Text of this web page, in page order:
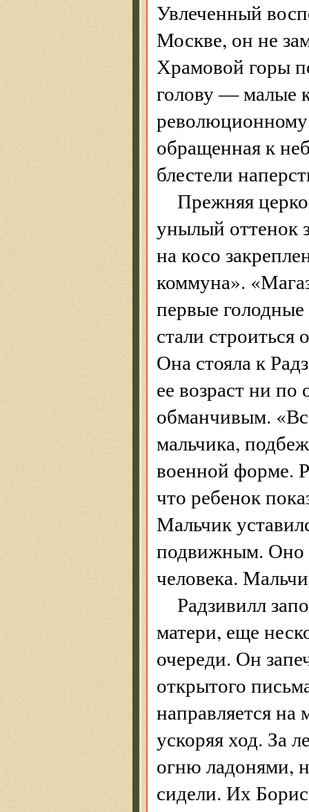
Увлеченный
Москве, он не
Храмовой горы
голову — малые
революционному
обращенная к
блестели
Прежняя
унылый оттенок
на косо
коммуна».
первые
стали
Она стояла к
ее возраст ни
обманчивым.
мальчика,
военной форме.
что ребенок
Мальчик
подвижным. Оно
человека.
Радзивилл
матери, еще
очереди. Он
открытого
направляется
ускоряя ход. За
огню ладонями,
сидели. Их